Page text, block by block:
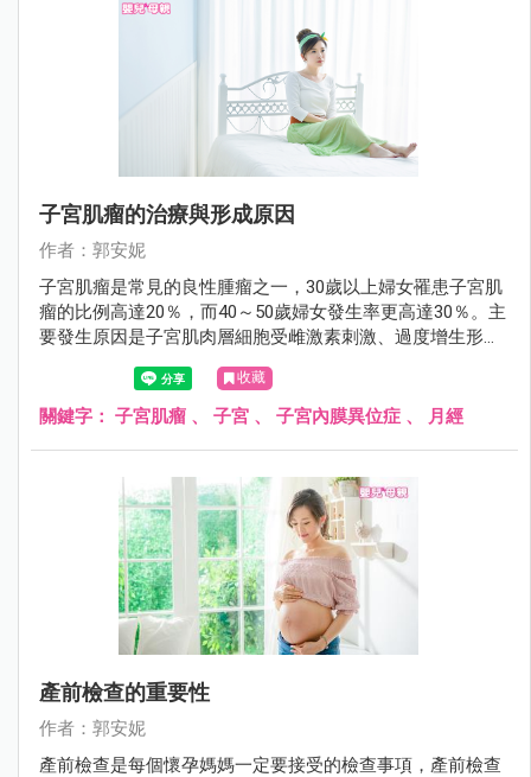
子宮肌瘤的治療與形成原因
作者：郭安妮
子宮肌瘤是常見的良性腫瘤之一，30歲以上婦女罹患子宮肌
瘤的比例高達20％，而40～50歲婦女發生率更高達30％。主
要發生原因是子宮肌肉層細胞受雌激素刺激、過度增生形成
的良性腫瘤，大部份不需要治療，只要定期追蹤即可。
收藏
關鍵字： 子宮肌瘤 、 子宮 、 子宮內膜異位症 、 月經
產前檢查的重要性
作者：郭安妮
產前檢查是每個懷孕媽媽一定要接受的檢查事項，產前檢查